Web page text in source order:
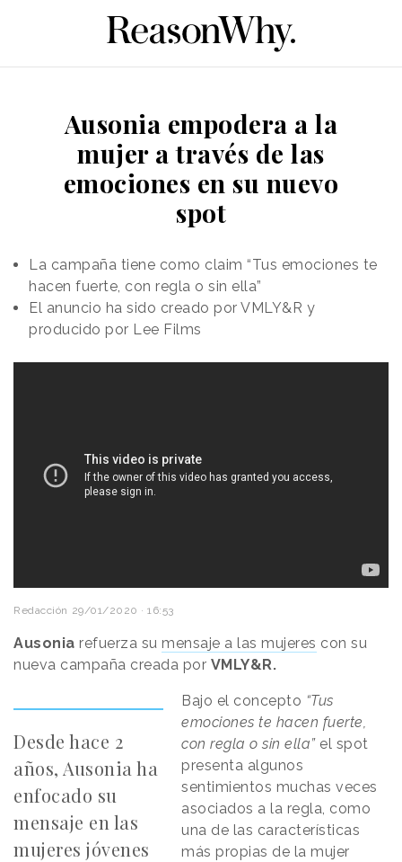
Ausonia empodera a la
mujer a través de las
emociones en su nuevo
spot
La campaña tiene como claim “Tus emociones te
hacen fuerte, con regla o sin ella”
El anuncio ha sido creado por VMLY&R y
producido por Lee Films
Redacción 29/01/2020 · 16:53
Ausonia refuerza su mensaje a las mujeres con su
nueva campaña creada por VMLY&R.
Desde hace 2
años, Ausonia ha
enfocado su
mensaje en las
mujeres jóvenes
Bajo el concepto “Tus
emociones te hacen fuerte,
con regla o sin ella” el spot
presenta algunos
sentimientos muchas veces
asociados a la regla, como
una de las características
más propias de la mujer